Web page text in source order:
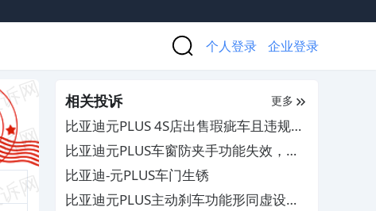
个人登录 企业登录
相关投诉 更多
比亚迪元PLUS 4S店出售瑕疵车且违规代
签验车单，要求退换车
比亚迪元PLUS车窗防夹手功能失效，导
致手臂被夹
比亚迪-元PLUS车门生锈
比亚迪元PLUS主动刹车功能形同虚设，